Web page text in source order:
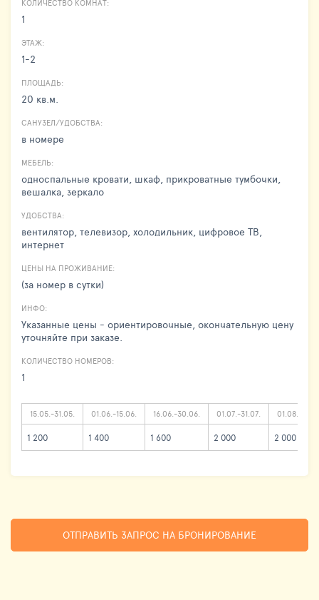
КОЛИЧЕСТВО КОМНАТ:
1
ЭТАЖ:
1-2
ПЛОЩАДЬ:
20 кв.м.
САНУЗЕЛ/УДОБСТВА:
в номере
МЕБЕЛЬ:
односпальные кровати, шкаф, прикроватные тумбочки,
вешалка, зеркало
УДОБСТВА:
вентилятор, телевизор, холодильник, цифровое ТВ,
интернет
ЦЕНЫ НА ПРОЖИВАНИЕ:
(за номер в сутки)
ИНФО:
Указанные цены - ориентировочные, окончательную цену
уточняйте при заказе.
КОЛИЧЕСТВО НОМЕРОВ:
1
15.05.-31.05. 01.06.-15.06. 16.06.-30.06. 01.07.-31.07. 01.08.-
1 200 1 400 1 600 2 000 2 000
ОТПРАВИТЬ ЗАПРОС НА БРОНИРОВАНИЕ